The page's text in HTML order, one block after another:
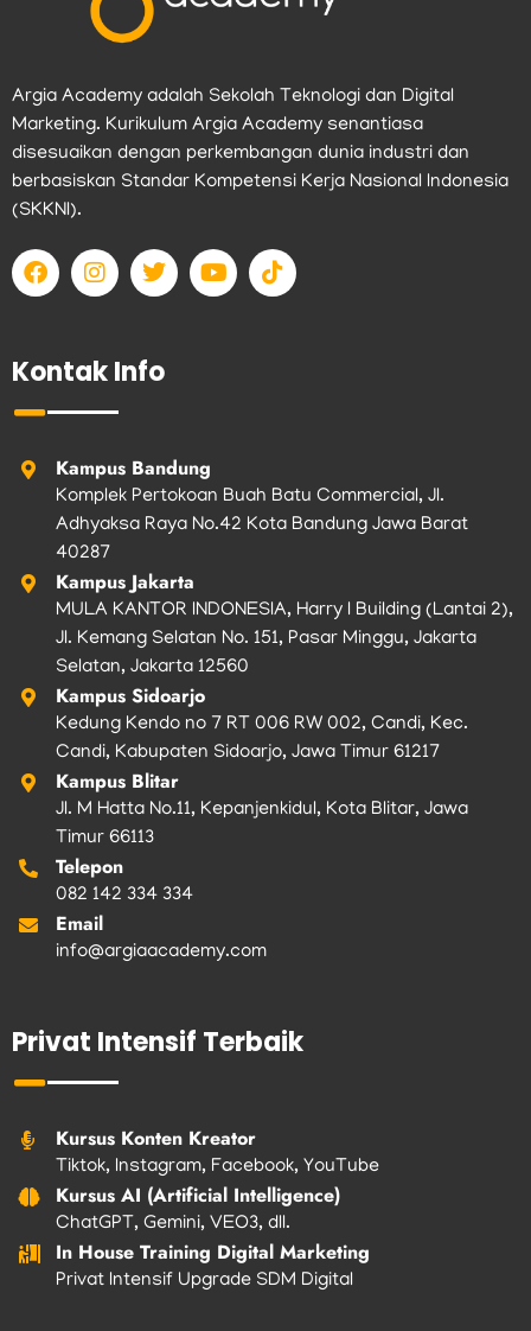
Argia Academy adalah Sekolah Teknologi dan Digital
Marketing. Kurikulum Argia Academy senantiasa
disesuaikan dengan perkembangan dunia industri dan
berbasiskan Standar Kompetensi Kerja Nasional Indonesia
(SKKNI).
F
a
c
o
o
k
I
n
s
a
g
a
T
w
i
e
Y
o
u
T
i
k
Kontak Info
Kampus Bandung
Komplek Pertokoan Buah Batu Commercial, Jl.
Adhyaksa Raya No.42 Kota Bandung Jawa Barat
40287
Kampus Jakarta
MULA KANTOR INDONESIA, Harry I Building (Lantai 2),
Jl. Kemang Selatan No. 151, Pasar Minggu, Jakarta
Selatan, Jakarta 12560
Kampus Sidoarjo
Kedung Kendo no 7 RT 006 RW 002, Candi, Kec.
Candi, Kabupaten Sidoarjo, Jawa Timur 61217
Kampus Blitar
Jl. M Hatta No.11, Kepanjenkidul, Kota Blitar, Jawa
Timur 66113
Telepon
082 142 334 334
Email
info@argiaacademy.com
Privat Intensif Terbaik
Kursus Konten Kreator
Tiktok, Instagram, Facebook, YouTube
Kursus AI (Artificial Intelligence)
ChatGPT, Gemini, VEO3, dll.
In House Training Digital Marketing
Privat Intensif Upgrade SDM Digital